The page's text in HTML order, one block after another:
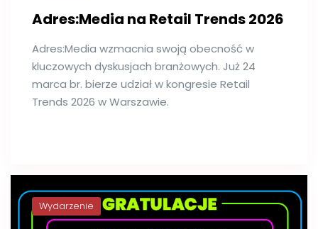
Adres:Media na Retail Trends 2026
Adres:Media wzmacnia swoją obecność w
kluczowych dyskusjach branżowych. Już 24
marca br. bierze udział w kongresie Retail
Trends 2026 w Warszawie.
Wydarzenie